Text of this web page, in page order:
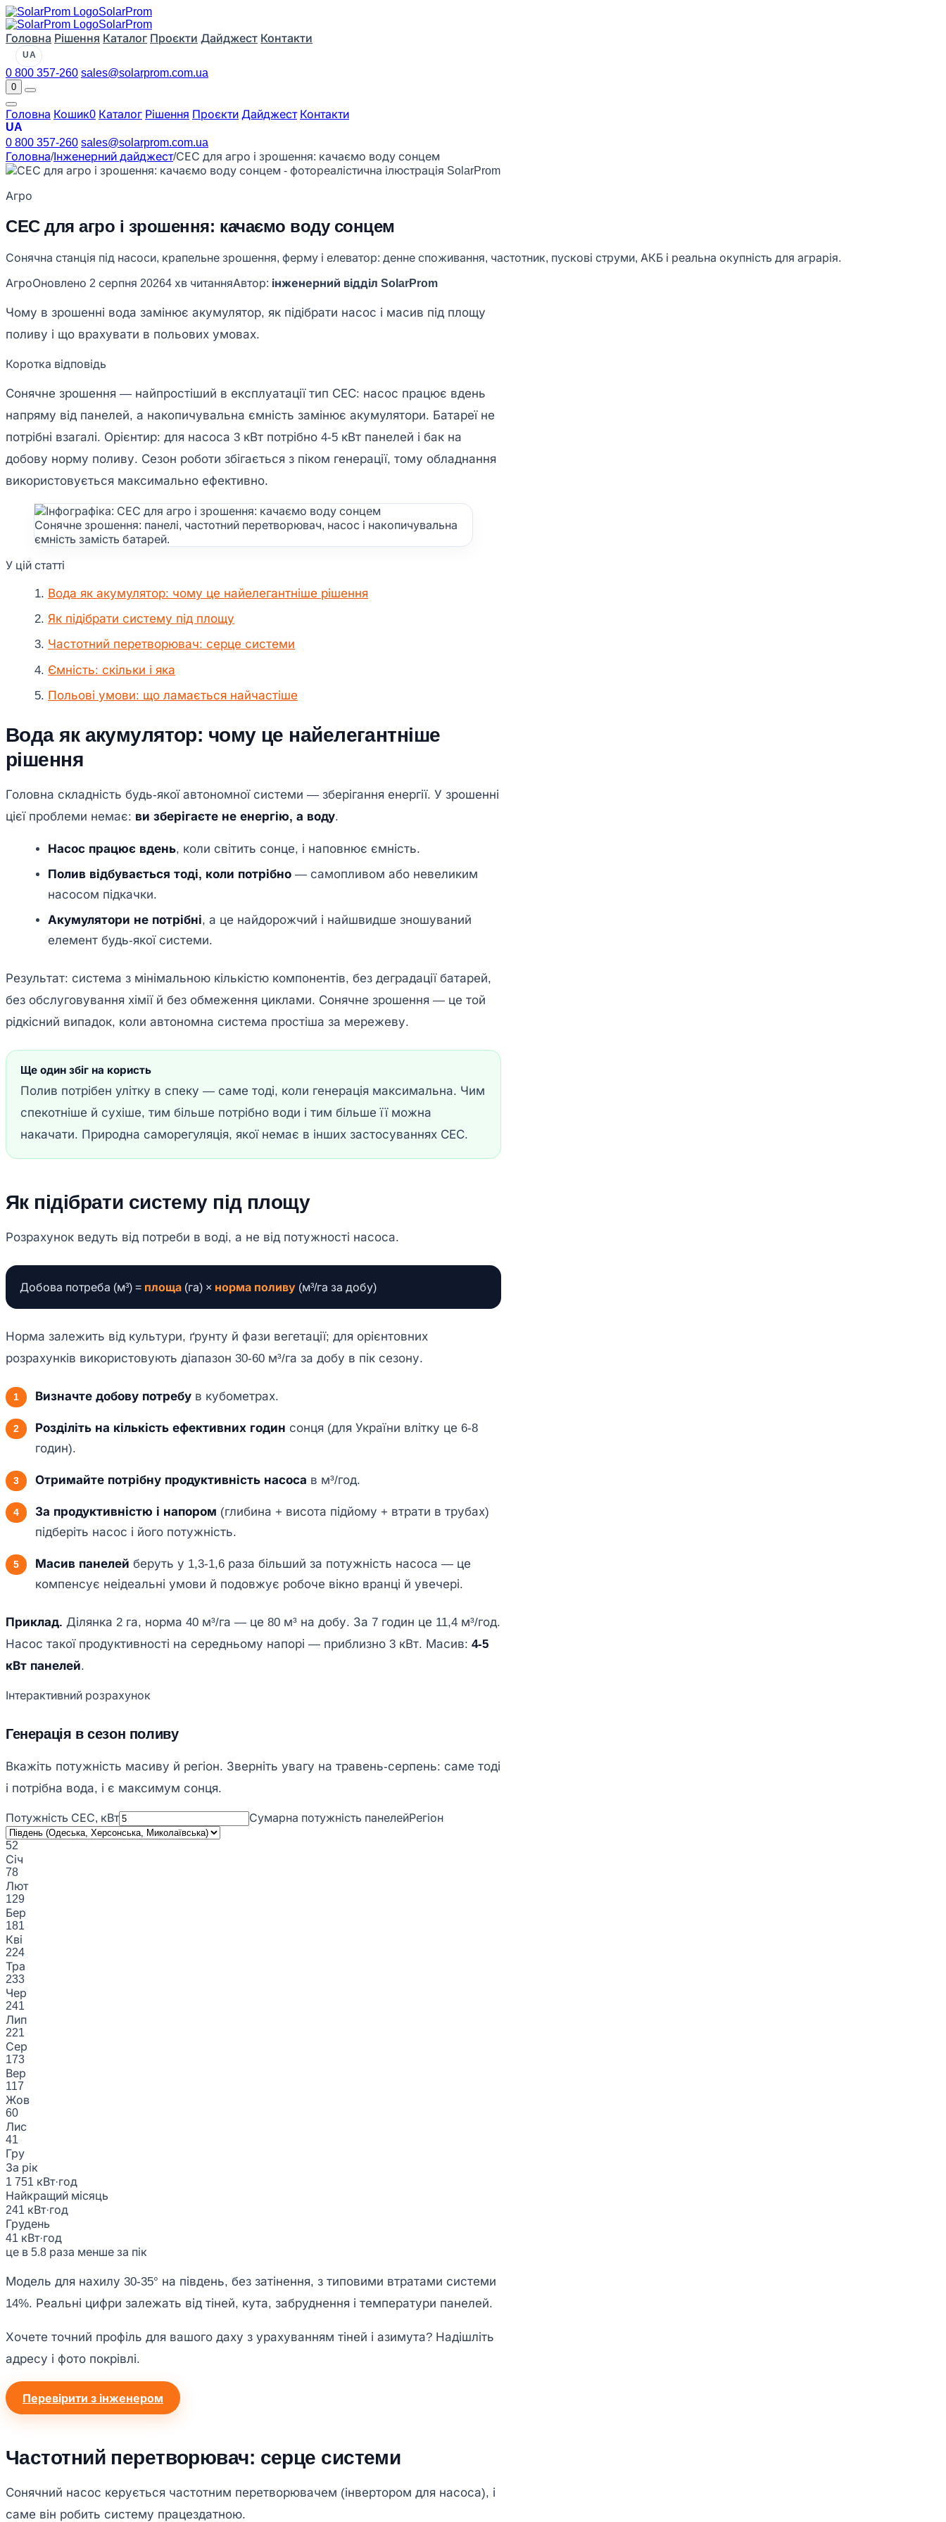
SolarProm
SolarProm
Головна Рішення Каталог Проєкти Дайджест Контакти
UA
0 800 357-260 sales@solarprom.com.ua
0
Головна Кошик0 Каталог Рішення Проєкти Дайджест Контакти
UA
0 800 357-260 sales@solarprom.com.ua
Головна/Інженерний дайджест/СЕС для агро і зрошення: качаємо воду сонцем
Агро
СЕС для агро і зрошення: качаємо воду сонцем
Сонячна станція під насоси, крапельне зрошення, ферму і елеватор: денне споживання, частотник, пускові струми, АКБ і реальна окупність для аграрія.
АгроОновлено 2 серпня 20264 хв читанняАвтор: інженерний відділ SolarProm
Чому в зрошенні вода замінює акумулятор, як підібрати насос і масив під площу
поливу і що врахувати в польових умовах.
Коротка відповідь
Сонячне зрошення — найпростіший в експлуатації тип СЕС: насос працює вдень
напряму від панелей, а накопичувальна ємність замінює акумулятори. Батареї не
потрібні взагалі. Орієнтир: для насоса 3 кВт потрібно 4-5 кВт панелей і бак на
добову норму поливу. Сезон роботи збігається з піком генерації, тому обладнання
використовується максимально ефективно.
Сонячне зрошення: панелі, частотний перетворювач, насос і накопичувальна
ємність замість батарей.
У цій статті
Вода як акумулятор: чому це найелегантніше рішення
Як підібрати систему під площу
Частотний перетворювач: серце системи
Ємність: скільки і яка
Польові умови: що ламається найчастіше
Вода як акумулятор: чому це найелегантніше
рішення
Головна складність будь-якої автономної системи — зберігання енергії. У зрошенні
цієї проблеми немає: ви зберігаєте не енергію, а воду.
Насос працює вдень, коли світить сонце, і наповнює ємність.
Полив відбувається тоді, коли потрібно — самопливом або невеликим
насосом підкачки.
Акумулятори не потрібні, а це найдорожчий і найшвидше зношуваний
елемент будь-якої системи.
Результат: система з мінімальною кількістю компонентів, без деградації батарей,
без обслуговування хімії й без обмеження циклами. Сонячне зрошення — це той
рідкісний випадок, коли автономна система простіша за мережеву.
Ще один збіг на користь
Полив потрібен улітку в спеку — саме тоді, коли генерація максимальна. Чим
спекотніше й сухіше, тим більше потрібно води і тим більше її можна
накачати. Природна саморегуляція, якої немає в інших застосуваннях СЕС.
Як підібрати систему під площу
Розрахунок ведуть від потреби в воді, а не від потужності насоса.
Добова потреба (м³) = площа (га) × норма поливу (м³/га за добу)
Норма залежить від культури, ґрунту й фази вегетації; для орієнтовних
розрахунків використовують діапазон 30-60 м³/га за добу в пік сезону.
Визначте добову потребув кубометрах.
Розділіть на кількість ефективних годин сонця (для України влітку це 6-8
годин).
Отримайте потрібну продуктивність насоса в м³/год.
За продуктивністю і напором (глибина + висота підйому + втрати в трубах)
підберіть насос і його потужність.
Масив панелей беруть у 1,3-1,6 раза більший за потужність насоса — це
компенсує неідеальні умови й подовжує робоче вікно вранці й увечері.
Приклад. Ділянка 2 га, норма 40 м³/га — це 80 м³ на добу. За 7 годин це 11,4 м³/год.
Насос такої продуктивності на середньому напорі — приблизно 3 кВт. Масив: 4-5
кВт панелей.
Інтерактивний розрахунок
Генерація в сезон поливу
Вкажіть потужність масиву й регіон. Зверніть увагу на травень-серпень: саме тоді
і потрібна вода, і є максимум сонця.
Потужність СЕС, кВт Сумарна потужність панелейРегіон
52
Січ
78
Лют
129
Бер
181
Кві
224
Тра
233
Чер
241
Лип
221
Сер
173
Вер
117
Жов
60
Лис
41
Гру
За рік
1 751 кВт·год
Найкращий місяць
241 кВт·год
Грудень
41 кВт·год
це в 5.8 раза менше за пік
Модель для нахилу 30-35° на південь, без затінення, з типовими втратами системи
14%. Реальні цифри залежать від тіней, кута, забруднення і температури панелей.
Хочете точний профіль для вашого даху з урахуванням тіней і азимута? Надішліть
адресу і фото покрівлі.
Перевірити з інженером
Частотний перетворювач: серце системи
Сонячний насос керується частотним перетворювачем (інвертором для насоса), і
саме він робить систему працездатною.